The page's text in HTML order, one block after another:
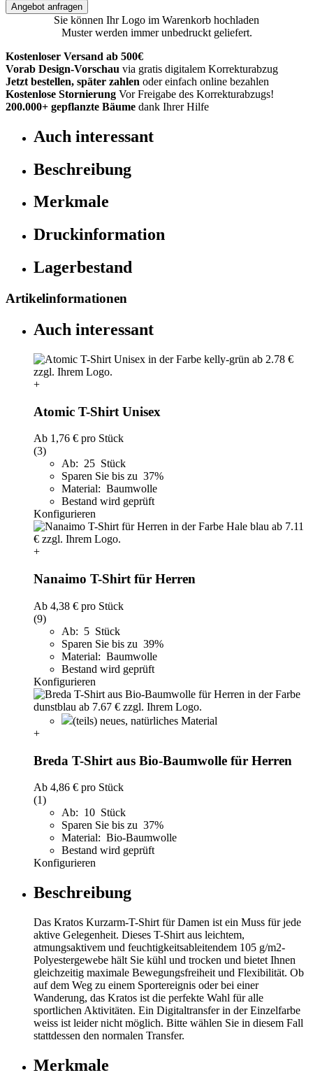
Angebot anfragen
Sie können Ihr Logo im Warenkorb hochladen
Muster werden immer unbedruckt geliefert.
Kostenloser Versand ab 500€
Vorab Design-Vorschau via gratis digitalem Korrekturabzug
Jetzt bestellen, später zahlen oder einfach online bezahlen
Kostenlose Stornierung Vor Freigabe des Korrekturabzugs!
200.000+ gepflanzte Bäume dank Ihrer Hilfe
Auch interessant
Beschreibung
Merkmale
Druckinformation
Lagerbestand
Artikelinformationen
Auch interessant
+
Atomic T-Shirt Unisex
Ab 1,76 € pro Stück
(3)
Ab: 25 Stück
Sparen Sie bis zu 37%
Material: Baumwolle
Bestand wird geprüft
Konfigurieren
+
Nanaimo T-Shirt für Herren
Ab 4,38 € pro Stück
(9)
Ab: 5 Stück
Sparen Sie bis zu 39%
Material: Baumwolle
Bestand wird geprüft
Konfigurieren
(teils) neues, natürliches Material
+
Breda T-Shirt aus Bio-Baumwolle für Herren
Ab 4,86 € pro Stück
(1)
Ab: 10 Stück
Sparen Sie bis zu 37%
Material: Bio-Baumwolle
Bestand wird geprüft
Konfigurieren
Beschreibung
Das Kratos Kurzarm-T-Shirt für Damen ist ein Muss für jede
aktive Gelegenheit. Dieses T-Shirt aus leichtem,
atmungsaktivem und feuchtigkeitsableitendem 105 g/m2-
Polyestergewebe hält Sie kühl und trocken und bietet Ihnen
gleichzeitig maximale Bewegungsfreiheit und Flexibilität. Ob
auf dem Weg zu einem Sportereignis oder bei einer
Wanderung, das Kratos ist die perfekte Wahl für alle
sportlichen Aktivitäten. Ein Digitaltransfer in der Einzelfarbe
weiss ist leider nicht möglich. Bitte wählen Sie in diesem Fall
stattdessen den normalen Transfer.
Merkmale